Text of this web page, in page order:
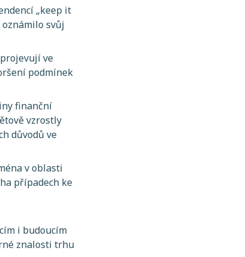
„keep it
svůj
ve
podmínek
finanční
vzrostly
důvodů ve
v oblasti
případech ke
i budoucím
znalosti trhu